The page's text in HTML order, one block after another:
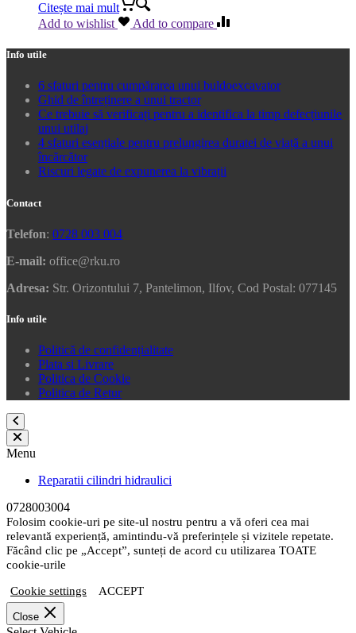
Citește mai mult
Add to wishlist
Add to compare
Info utile
6 sfaturi pentru cumpărarea unui buldoexcavator
Ghid de întreținere a unui tractor
Ce trebuie să verificați pentru a identifica la timp defecțiunile
unui utilaj
4 sfaturi esențiale pentru prelungirea duratei de viață a unui
încărcător
Riscuri legate de expunerea la vibrații
Contact
Telefon: 0728 003 004
E-mail: office@rku.ro
Adresa: Str. Orizontului 7, Pantelimon, Ilfov, Cod Postal: 077145
Info utile
Politică de confidențialitate
Plata si Livrare
Politica de Cookie
Politica de Retur
Menu
Reparatii cilindri hidraulici
0728003004
Folosim cookie-uri pe site-ul nostru pentru a vă oferi cea mai
relevantă experiență, amintindu-vă preferințele și vizitele repetate.
Făcând clic pe „Accept”, sunteți de acord cu utilizarea TOATE
cookie-urile
Cookie settings ACCEPT
Close